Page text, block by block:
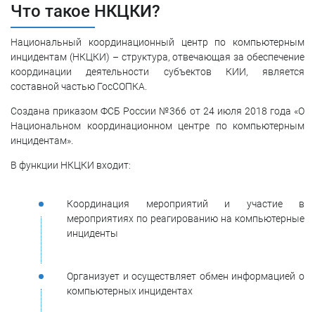
Что такое НКЦКИ?
Национальный координационный центр по компьютерным
инцидентам (НКЦКИ) – структура, отвечающая за обеспечение
координации деятельности субъектов КИИ, является
составной частью ГосСОПКА.
Создана приказом ФСБ России №366 от 24 июля 2018 года «О
Национальном координационном центре по компьютерным
инцидентам».
В функции НКЦКИ входит:
Координация мероприятий и участие в
мероприятиях по реагированию на компьютерные
инциденты
Организует и осуществляет обмен информацией о
компьютерных инцидентах